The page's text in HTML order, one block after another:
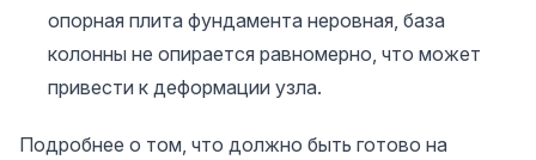
опорная плита фундамента неровная, база
колонны не опирается равномерно, что может
привести к деформации узла.
Подробнее о том, что должно быть готово на